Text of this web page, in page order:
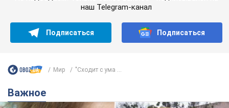
наш Telegram-канал
Подписаться Подписаться
Мир "Сходит с ума ...
Важное